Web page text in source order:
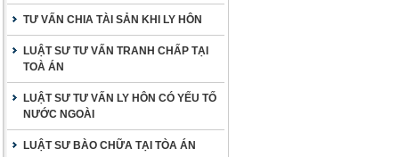
TƯ VẤN CHIA TÀI SẢN KHI LY HÔN
LUẬT SƯ TƯ VẤN TRANH CHẤP TẠI
TOÀ ÁN
LUẬT SƯ TƯ VẤN LY HÔN CÓ YẾU TỐ
NƯỚC NGOÀI
LUẬT SƯ BÀO CHỮA TẠI TÒA ÁN